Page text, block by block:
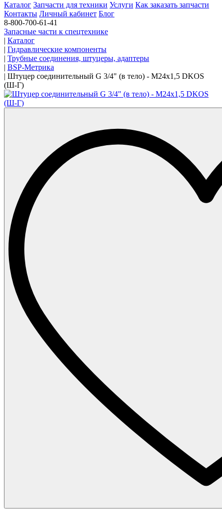
Каталог Запчасти для техники Услуги Как заказать запчасти
Контакты Личный кабинет Блог
8-800-700-61-41
Запасные части к спецтехнике
| Каталог
| Гидравлические компоненты
| Трубные соединения, штуцеры, адаптеры
| BSP-Метрика
| Штуцер соединительный G 3/4" (в тело) - M24x1,5 DKOS
(Ш-Г)